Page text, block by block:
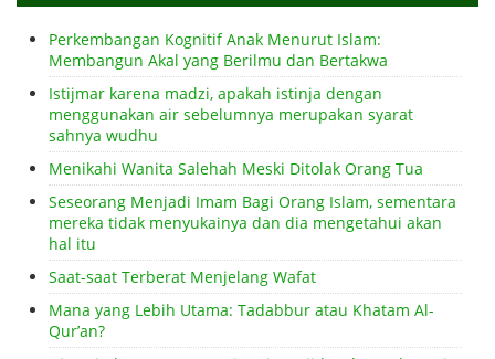
Perkembangan Kognitif Anak Menurut Islam:
Membangun Akal yang Berilmu dan Bertakwa
Istijmar karena madzi, apakah istinja dengan
menggunakan air sebelumnya merupakan syarat
sahnya wudhu
Menikahi Wanita Salehah Meski Ditolak Orang Tua
Seseorang Menjadi Imam Bagi Orang Islam, sementara
mereka tidak menyukainya dan dia mengetahui akan
hal itu
Saat-saat Terberat Menjelang Wafat
Mana yang Lebih Utama: Tadabbur atau Khatam Al-
Qur’an?